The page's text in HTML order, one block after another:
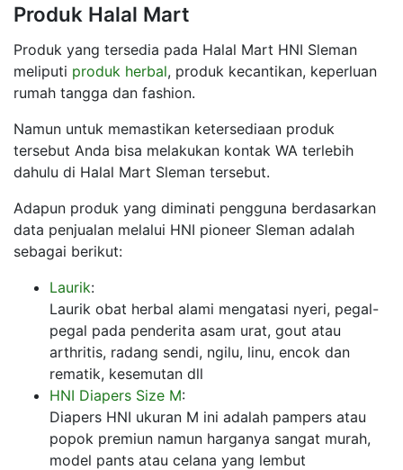
Produk Halal Mart
Produk yang tersedia pada Halal Mart HNI Sleman
meliputi produk herbal, produk kecantikan, keperluan
rumah tangga dan fashion.
Namun untuk memastikan ketersediaan produk
tersebut Anda bisa melakukan kontak WA terlebih
dahulu di Halal Mart Sleman tersebut.
Adapun produk yang diminati pengguna berdasarkan
data penjualan melalui HNI pioneer Sleman adalah
sebagai berikut:
Laurik:
Laurik obat herbal alami mengatasi nyeri, pegal-
pegal pada penderita asam urat, gout atau
arthritis, radang sendi, ngilu, linu, encok dan
rematik, kesemutan dll
HNI Diapers Size M:
Diapers HNI ukuran M ini adalah pampers atau
popok premiun namun harganya sangat murah,
model pants atau celana yang lembut